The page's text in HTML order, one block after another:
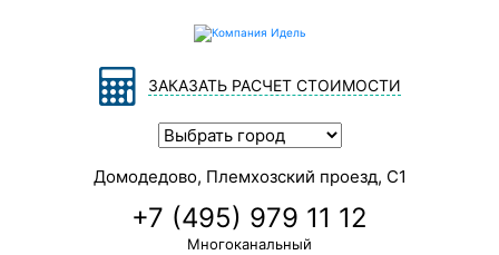
ЗАКАЗАТЬ РАСЧЕТ СТОИМОСТИ
Домодедово, Племхозский проезд, С1
+7 (495) 979 11 12
Многоканальный